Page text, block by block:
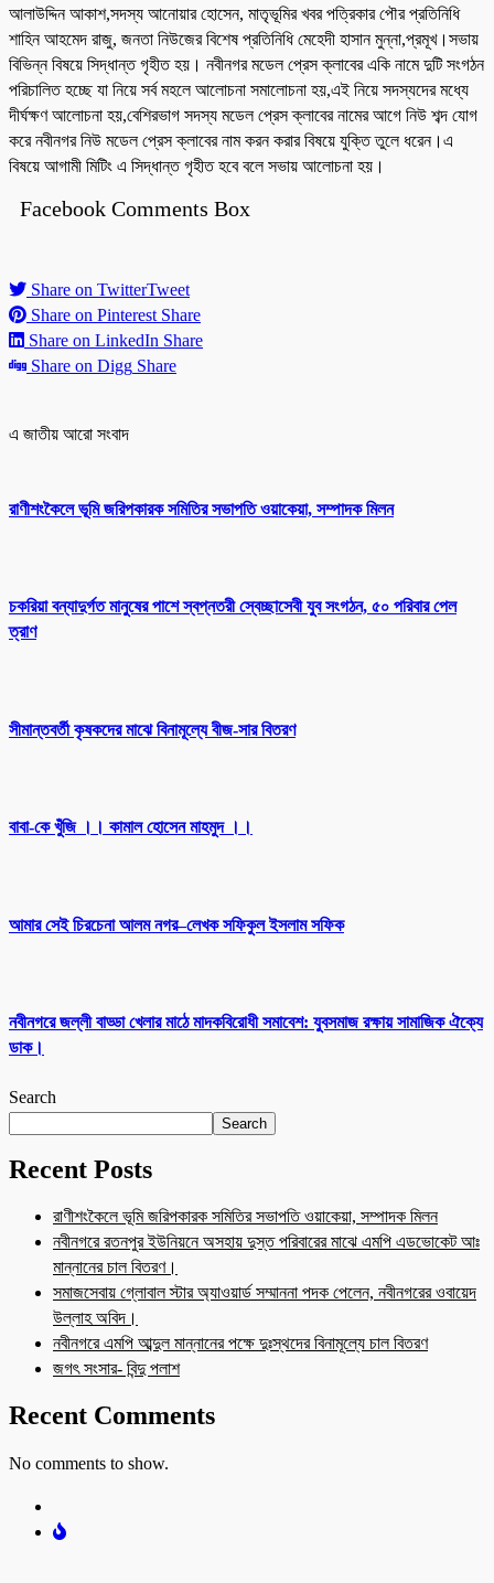
আলাউদ্দিন আকাশ,সদস্য আনোয়ার হোসেন, মাতৃভূমির খবর পত্রিকার পৌর প্রতিনিধি
শাহিন আহমেদ রাজু, জনতা নিউজের বিশেষ প্রতিনিধি মেহেদী হাসান মুন্না,প্রমূখ।সভায়
বিভিন্ন বিষয়ে সিদ্ধান্ত গৃহীত হয়। নবীনগর মডেল প্রেস ক্লাবের একি নামে দুটি সংগঠন
পরিচালিত হচ্ছে যা নিয়ে সর্ব মহলে আলোচনা সমালোচনা হয়,এই নিয়ে সদস্যদের মধ্যে
দীর্ঘক্ষণ আলোচনা হয়,বেশিরভাগ সদস্য মডেল প্রেস ক্লাবের নামের আগে নিউ শব্দ যোগ
করে নবীনগর নিউ মডেল প্রেস ক্লাবের নাম করন করার বিষয়ে যুক্তি তুলে ধরেন।এ
বিষয়ে আগামী মিটিং এ সিদ্ধান্ত গৃহীত হবে বলে সভায় আলোচনা হয়।
Facebook Comments Box
Share on TwitterTweet
Share on Pinterest Share
Share on LinkedIn Share
Share on Digg Share
এ জাতীয় আরো সংবাদ
রাণীশংকৈলে ভূমি জরিপকারক সমিতির সভাপতি ওয়াকেয়া, সম্পাদক মিলন
চকরিয়া বন্যাদুর্গত মানুষের পাশে স্বপ্নতরী স্বেচ্ছাসেবী যুব সংগঠন, ৫০ পরিবার পেল
ত্রাণ
সীমান্তবর্তী কৃষকদের মাঝে বিনামূল্যে বীজ-সার বিতরণ
বাবা-কে খুঁজি ।। কামাল হোসেন মাহমুদ ।।
আমার সেই চিরচেনা আলম নগর–লেখক সফিকুল ইসলাম সফিক
নবীনগরে জল্লী বাড্ডা খেলার মাঠে মাদকবিরোধী সমাবেশ: যুবসমাজ রক্ষায় সামাজিক ঐক্যে
ডাক।
Search
Search
Recent Posts
রাণীশংকৈলে ভূমি জরিপকারক সমিতির সভাপতি ওয়াকেয়া, সম্পাদক মিলন
নবীনগরে রতনপুর ইউনিয়নে অসহায় দুস্ত পরিবারের মাঝে এমপি এডভোকেট আঃ
মান্নানের চাল বিতরণ।
সমাজসেবায় গ্লোবাল স্টার অ্যাওয়ার্ড সম্মাননা পদক পেলেন, নবীনগরের ওবায়েদ
উল্লাহ অবিদ।
নবীনগরে এমপি আব্দুল মান্নানের পক্ষে দুঃস্থদের বিনামূল্যে চাল বিতরণ
জগৎ সংসার- বিন্দু পলাশ
Recent Comments
No comments to show.